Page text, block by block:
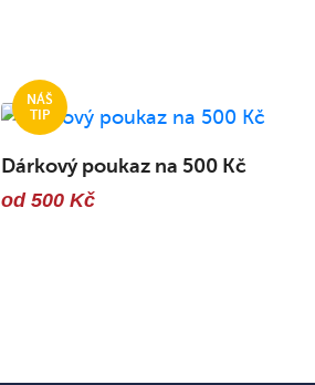
Dárkový poukaz na 500 Kč
od 500 Kč